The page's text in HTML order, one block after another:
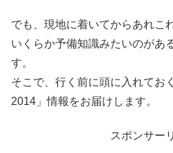
でも、現地に着いてからあれこ
いくらか予備知識みたいのがあ
す。
そこで、行く前に頭に入れてお
2014」情報をお届けします。
スポンサー